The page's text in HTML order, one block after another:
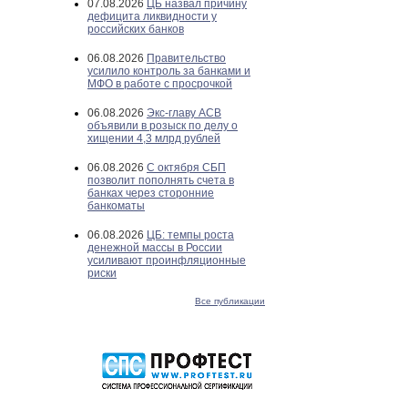
07.08.2026 ЦБ назвал причину
дефицита ликвидности у
российских банков
06.08.2026 Правительство
усилило контроль за банками и
МФО в работе с просрочкой
06.08.2026 Экс-главу АСВ
объявили в розыск по делу о
хищении 4,3 млрд рублей
06.08.2026 С октября СБП
позволит пополнять счета в
банках через сторонние
банкоматы
06.08.2026 ЦБ: темпы роста
денежной массы в России
усиливают проинфляционные
риски
Все публикации